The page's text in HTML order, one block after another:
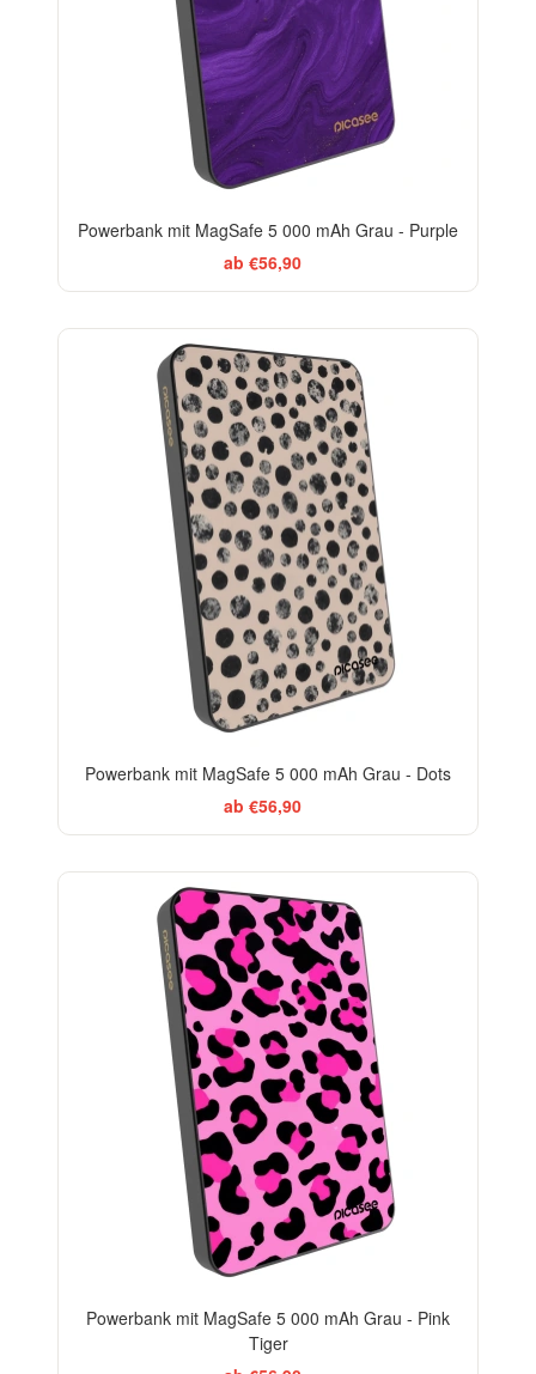
Powerbank mit MagSafe 5 000 mAh Grau - Purple
ab €56,90
Powerbank mit MagSafe 5 000 mAh Grau - Dots
ab €56,90
Powerbank mit MagSafe 5 000 mAh Grau - Pink
Tiger